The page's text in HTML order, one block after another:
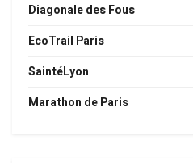
Diagonale des Fous
EcoTrail Paris
SaintéLyon
Marathon de Paris